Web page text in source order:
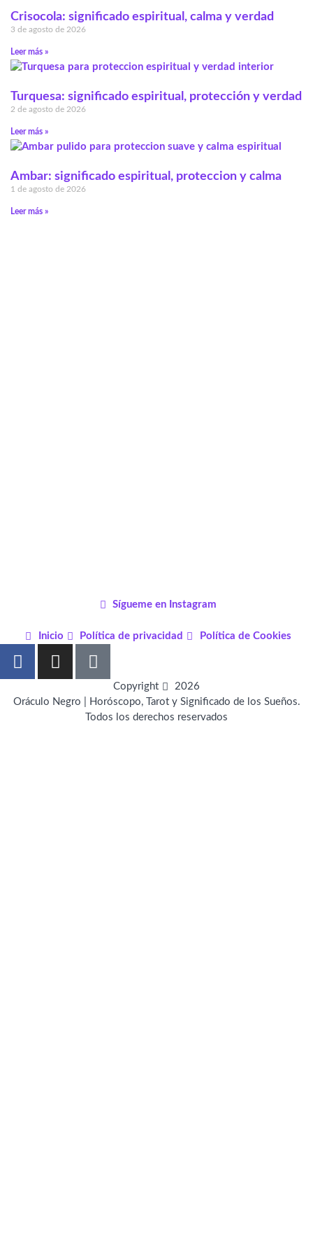
Crisocola: significado espiritual, calma y verdad
3 de agosto de 2026
Leer más »
Turquesa: significado espiritual, protección y verdad
2 de agosto de 2026
Leer más »
Ambar: significado espiritual, proteccion y calma
1 de agosto de 2026
Leer más »
Sígueme en Instagram
Inicio Política de privacidad Política de Cookies
F
a
e
I
n
t
P
i
t
e
Copyright
2026
Oráculo Negro | Horóscopo, Tarot y Significado de los Sueños.
Todos los derechos reservados